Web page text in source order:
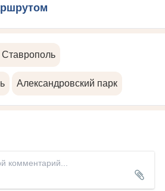
Ставрополь
Александровский парк